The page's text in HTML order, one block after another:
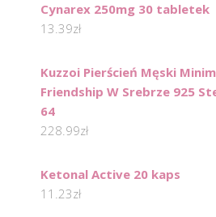
Cynarex 250mg 30 tabletek
13.39zł
Kuzzoi Pierścień Męski
Friendship W Srebrze 925
64
228.99zł
Ketonal Active 20 kaps
11.23zł